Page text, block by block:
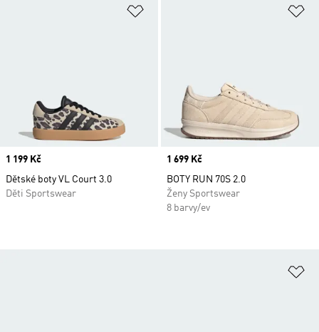
Price
1 199 Kč
Dětské boty VL Court 3.0
Děti Sportswear
Price
1 699 Kč
BOTY RUN 70S 2.0
Ženy Sportswear
8 barvy/ev